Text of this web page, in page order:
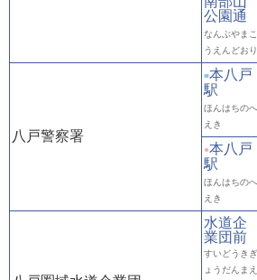
公園通
なんぶやまこ
うえんどおり
八戸警察署
■本八戸
駅
ほんはちのへ
えき
●本八戸
駅
ほんはちのへ
えき
水道企
業団前
すいどうきぎ
ょうだんまえ